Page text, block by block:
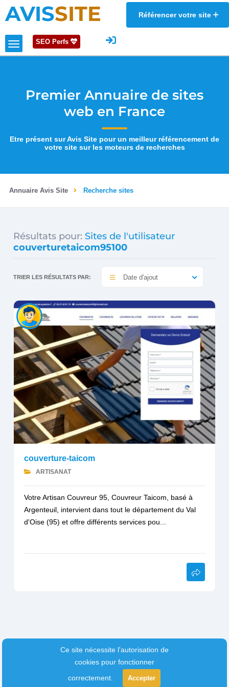
AVISSITE Référencer votre site
SEO Perfs
Premier Annuaire de sites
web en France
Etre présent sur Avis Site pour un meilleur référencement de
votre site sur les moteurs de recherches
Annuaire Avis Site Recherche sites
Résultats pour: Sites de l'utilisateur
couverturetaicom95100
TRIER LES RÉSULTATS PAR: Date d'ajout
couverture-taicom
ARTISANAT
Votre Artisan Couvreur 95, Couvreur Taicom, basé à
Argenteuil, intervient dans tout le département du Val
d'Oise (95) et offre différents services pou...
Ce site nécessite l'autorisation de
cookies pour fonctionner
correctement.
Accepter